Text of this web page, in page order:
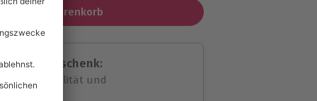
In den Warenkorb
Geschenk:
volle Flexibilität und